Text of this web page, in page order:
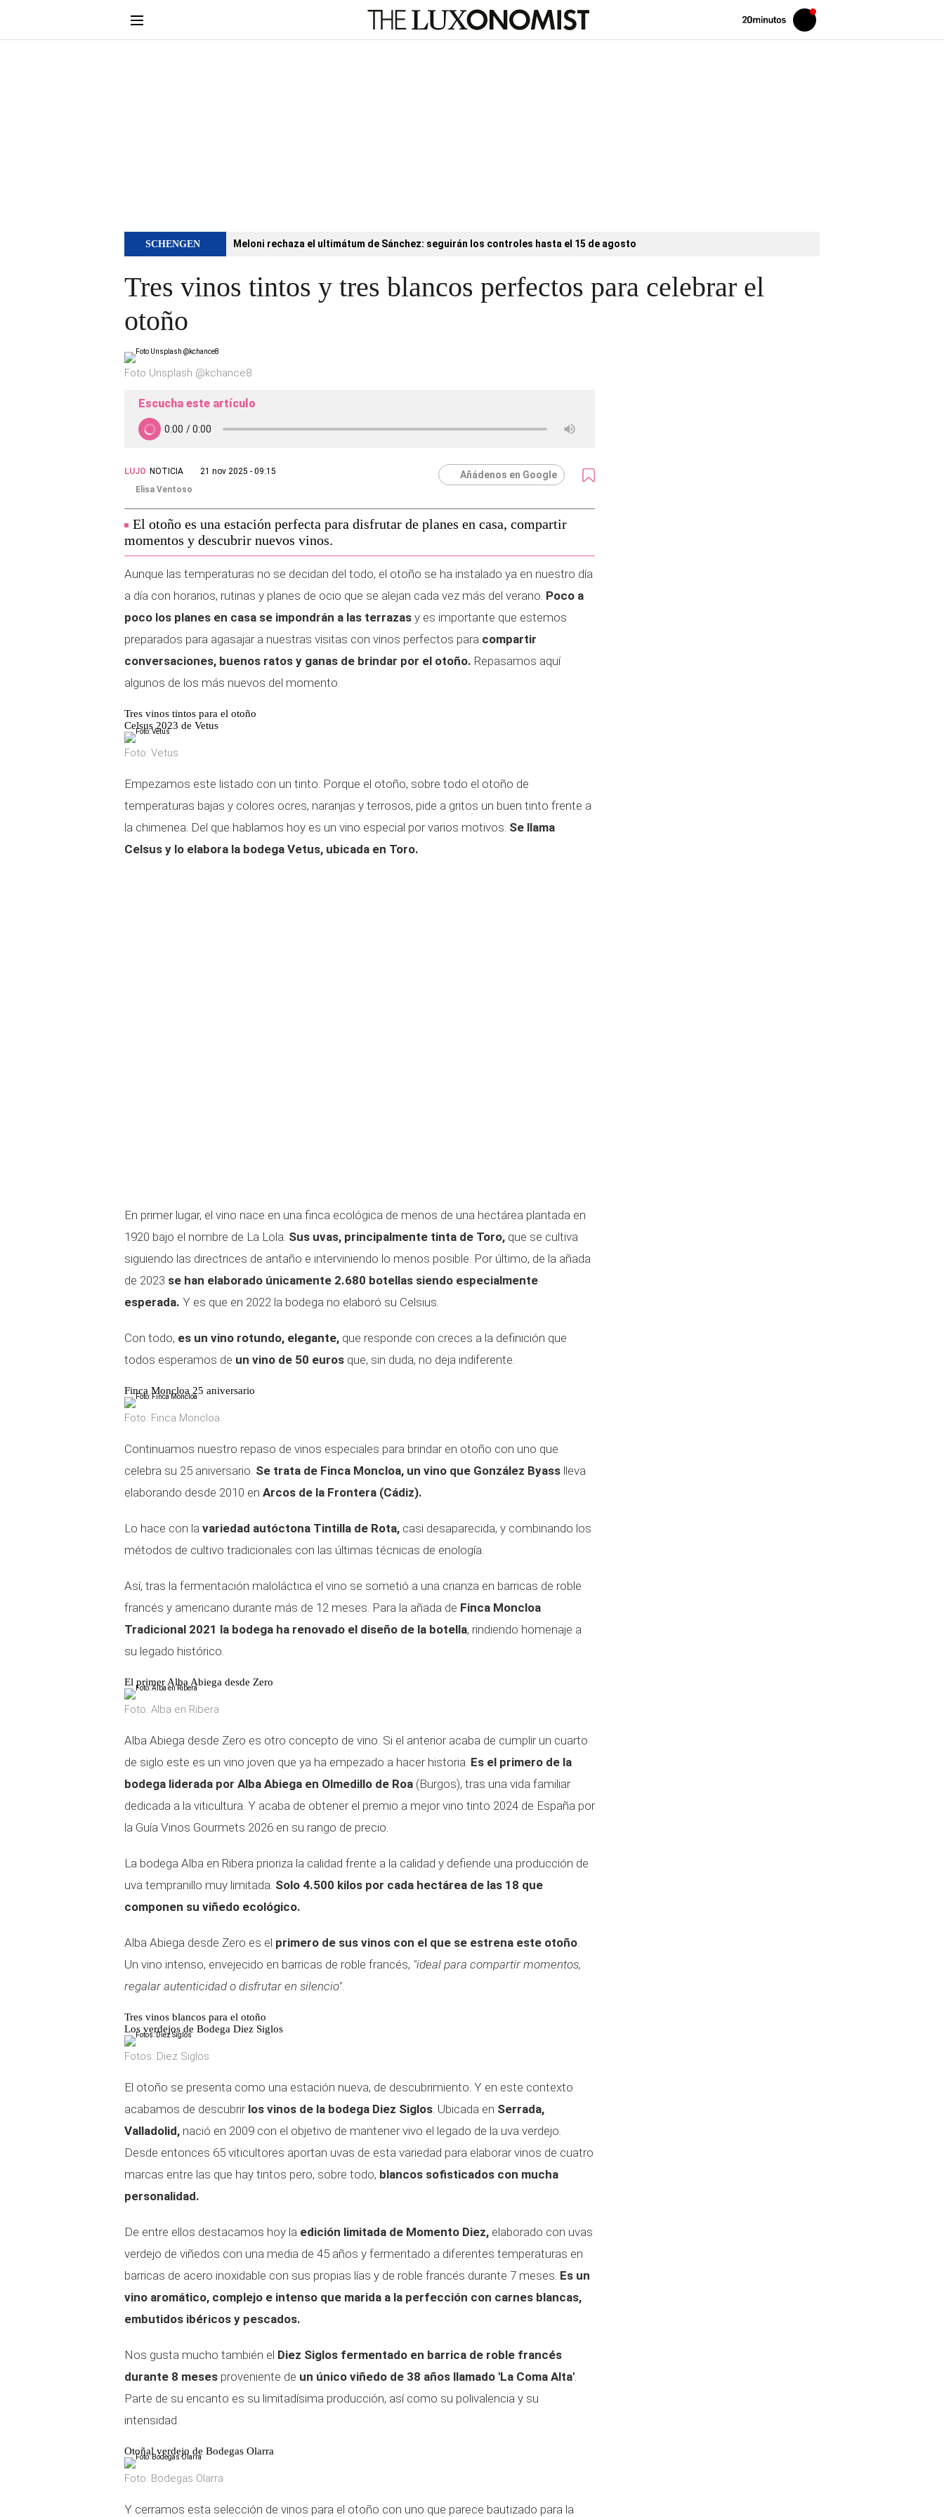
Volver
Iniciar
sesión
SCHENGEN Meloni rechaza el ultimátum de Sánchez: seguirán los controles hasta el 15 de agosto
Tres vinos tintos y tres blancos perfectos para celebrar el
otoño
Foto Unsplash @kchance8
Escucha este artículo
LUJO NOTICIA
21 nov 2025 - 09:15
Elisa Ventoso
Añádenos en Google
El otoño es una estación perfecta para disfrutar de planes en casa, compartir
momentos y descubrir nuevos vinos.
Aunque las temperaturas no se decidan del todo, el otoño se ha instalado ya en nuestro día
a día con horarios, rutinas y planes de ocio que se alejan cada vez más del verano. Poco a
poco los planes en casa se impondrán a las terrazas y es importante que estemos
preparados para agasajar a nuestras visitas con vinos perfectos para compartir
conversaciones, buenos ratos y ganas de brindar por el otoño. Repasamos aquí
algunos de los más nuevos del momento.
Tres vinos tintos para el otoño
Celsus 2023 de Vetus
Foto: Vetus
Empezamos este listado con un tinto. Porque el otoño, sobre todo el otoño de
temperaturas bajas y colores ocres, naranjas y terrosos, pide a gritos un buen tinto frente a
la chimenea. Del que hablamos hoy es un vino especial por varios motivos. Se llama
Celsus y lo elabora la bodega Vetus, ubicada en Toro.
En primer lugar, el vino nace en una finca ecológica de menos de una hectárea plantada en
1920 bajo el nombre de La Lola. Sus uvas, principalmente tinta de Toro, que se cultiva
siguiendo las directrices de antaño e interviniendo lo menos posible. Por último, de la añada
de 2023 se han elaborado únicamente 2.680 botellas siendo especialmente
esperada. Y es que en 2022 la bodega no elaboró su Celsius.
Con todo, es un vino rotundo, elegante, que responde con creces a la definición que
todos esperamos de un vino de 50 euros que, sin duda, no deja indiferente.
Finca Moncloa 25 aniversario
Foto: Finca Moncloa
Continuamos nuestro repaso de vinos especiales para brindar en otoño con uno que
celebra su 25 aniversario. Se trata de Finca Moncloa, un vino que González Byass lleva
elaborando desde 2010 en Arcos de la Frontera (Cádiz).
Lo hace con la variedad autóctona Tintilla de Rota, casi desaparecida, y combinando los
métodos de cultivo tradicionales con las últimas técnicas de enología.
Así, tras la fermentación maloláctica el vino se sometió a una crianza en barricas de roble
francés y americano durante más de 12 meses. Para la añada de Finca Moncloa
Tradicional 2021 la bodega ha renovado el diseño de la botella, rindiendo homenaje a
su legado histórico.
El primer Alba Abiega desde Zero
Foto: Alba en Ribera
Alba Abiega desde Zero es otro concepto de vino. Si el anterior acaba de cumplir un cuarto
de siglo este es un vino joven que ya ha empezado a hacer historia. Es el primero de la
bodega liderada por Alba Abiega en Olmedillo de Roa (Burgos), tras una vida familiar
dedicada a la viticultura. Y acaba de obtener el premio a mejor vino tinto 2024 de España por
la Guía Vinos Gourmets 2026 en su rango de precio.
La bodega Alba en Ribera prioriza la calidad frente a la calidad y defiende una producción de
uva tempranillo muy limitada. Solo 4.500 kilos por cada hectárea de las 18 que
componen su viñedo ecológico.
Alba Abiega desde Zero es el primero de sus vinos con el que se estrena este otoño.
Un vino intenso, envejecido en barricas de roble francés, "ideal para compartir momentos,
regalar autenticidad o disfrutar en silencio".
Tres vinos blancos para el otoño
Los verdejos de Bodega Diez Siglos
Fotos: Diez Siglos
El otoño se presenta como una estación nueva, de descubrimiento. Y en este contexto
acabamos de descubrir los vinos de la bodega Diez Siglos. Ubicada en Serrada,
Valladolid, nació en 2009 con el objetivo de mantener vivo el legado de la uva verdejo.
Desde entonces 65 viticultores aportan uvas de esta variedad para elaborar vinos de cuatro
marcas entre las que hay tintos pero, sobre todo, blancos sofisticados con mucha
personalidad.
De entre ellos destacamos hoy la edición limitada de Momento Diez, elaborado con uvas
verdejo de viñedos con una media de 45 años y fermentado a diferentes temperaturas en
barricas de acero inoxidable con sus propias lías y de roble francés durante 7 meses. Es un
vino aromático, complejo e intenso que marida a la perfección con carnes blancas,
embutidos ibéricos y pescados.
Nos gusta mucho también el Diez Siglos fermentado en barrica de roble francés
durante 8 meses proveniente de un único viñedo de 38 años llamado 'La Coma Alta'.
Parte de su encanto es su limitadísima producción, así como su polivalencia y su
intensidad.
Otoñal verdejo de Bodegas Olarra
Foto: Bodegas Olarra
Y cerramos esta selección de vinos para el otoño con uno que parece bautizado para la